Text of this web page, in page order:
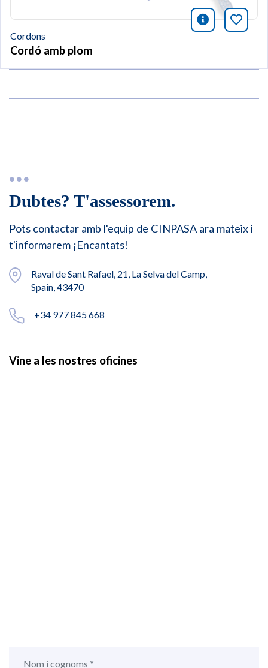
icono
Cordons
Cordó amb plom
Dubtes? T'assessorem.
Pots contactar amb l'equip de CINPASA ara mateix i
t'informarem ¡Encantats!
Raval de Sant Rafael, 21, La Selva del Camp,
Spain, 43470
+34 977 845 668
Vine a les nostres oficines